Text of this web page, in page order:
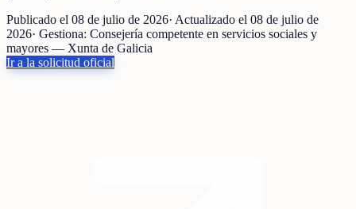
Publicado el 08 de julio de 2026· Actualizado el 08 de julio de
2026· Gestiona: Consejería competente en servicios sociales y
mayores — Xunta de Galicia
Ir a la solicitud oficial